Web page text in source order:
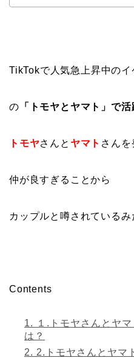
TikTokで人気急上昇中のイ
の 「トモヤとヤマト」で活
トモヤさんと ヤマト さんを
仲が良すぎることから
カップルと噂されているみ
Contents
1.
１.トモヤさんとヤ
は？
2. 2.トモヤさんとヤマ